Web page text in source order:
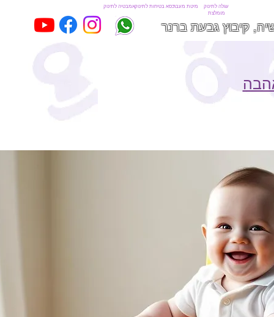
קיבוץ גבעת ברנר
אמבטיה לתינוקכסא בטיחות לתינוקמיטת מעבר
עגלה לתינוק
מומלצת